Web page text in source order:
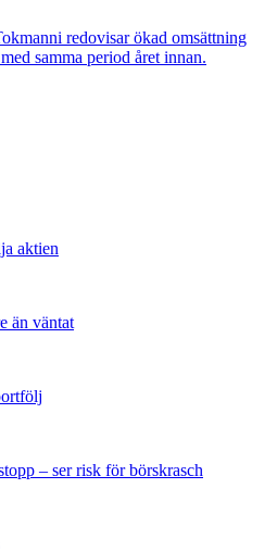
redovisar ökad omsättning
samma period året innan.
aktien
än väntat
– ser risk för börskrasch